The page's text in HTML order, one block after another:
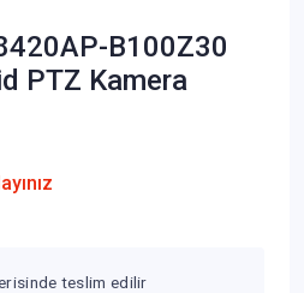
B100Z30
PTZ Kamera
teslim edilir